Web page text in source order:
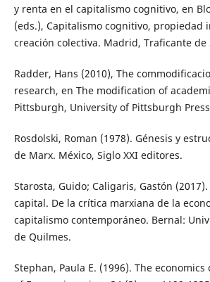
y renta en el capitalismo cognitivo, en
(eds.), Capitalismo cognitivo, propiedad
creación colectiva. Madrid, Traficante de
Radder, Hans (2010), The
research, en The modification of
Pittsburgh, University of Pittsburgh
Rosdolski, Roman (1978). Génesis y
de Marx. México, Siglo XXI editores.
Starosta, Guido; Caligaris, Gastón
capital. De la crítica marxiana de la
capitalismo contemporáneo. Bernal:
de Quilmes.
Stephan, Paula E. (1996). The economics